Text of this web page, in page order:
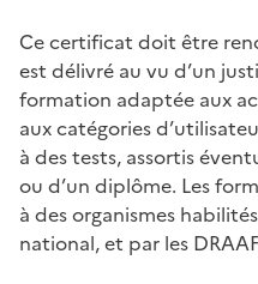
Ce certificat doit être
est délivré au vu d’un
formation adaptée aux
aux catégories
à des tests, assortis
ou d’un diplôme. Les
à des organismes
national, et par les